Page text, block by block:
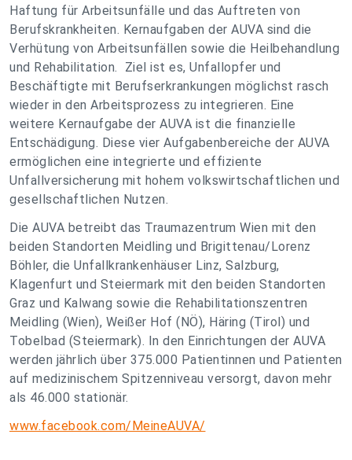
Haftung für Arbeitsunfälle und das Auftreten von
Berufskrankheiten. Kernaufgaben der AUVA sind die
Verhütung von Arbeitsunfällen sowie die Heilbehandlung
und Rehabilitation. Ziel ist es, Unfallopfer und
Beschäftigte mit Berufserkrankungen möglichst rasch
wieder in den Arbeitsprozess zu integrieren. Eine
weitere Kernaufgabe der AUVA ist die finanzielle
Entschädigung. Diese vier Aufgabenbereiche der AUVA
ermöglichen eine integrierte und effiziente
Unfallversicherung mit hohem volkswirtschaftlichen und
gesellschaftlichen Nutzen.
Die AUVA betreibt das Traumazentrum Wien mit den
beiden Standorten Meidling und Brigittenau/Lorenz
Böhler, die Unfallkrankenhäuser Linz, Salzburg,
Klagenfurt und Steiermark mit den beiden Standorten
Graz und Kalwang sowie die Rehabilitationszentren
Meidling (Wien), Weißer Hof (NÖ), Häring (Tirol) und
Tobelbad (Steiermark). In den Einrichtungen der AUVA
werden jährlich über 375.000 Patientinnen und Patienten
auf medizinischem Spitzenniveau versorgt, davon mehr
als 46.000 stationär.
www.facebook.com/MeineAUVA/